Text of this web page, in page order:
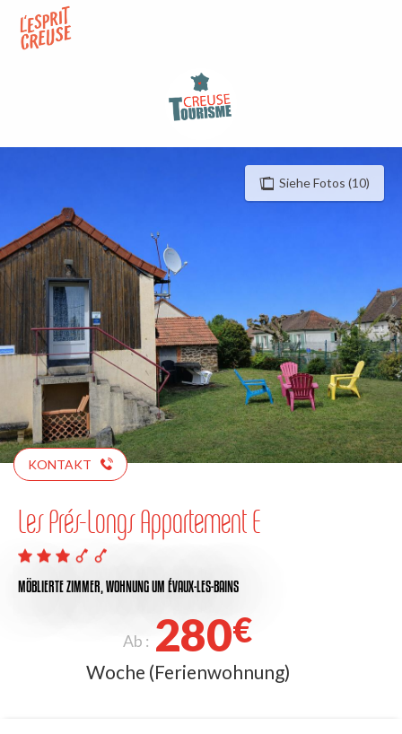
contenu
Siehe Fotos (10)
KONTAKT
Les Prés-Longs Appartement E
MÖBLIERTE ZIMMER, WOHNUNGUM ÉVAUX-LES-BAINS
Ab : 280€
Woche (Ferienwohnung)